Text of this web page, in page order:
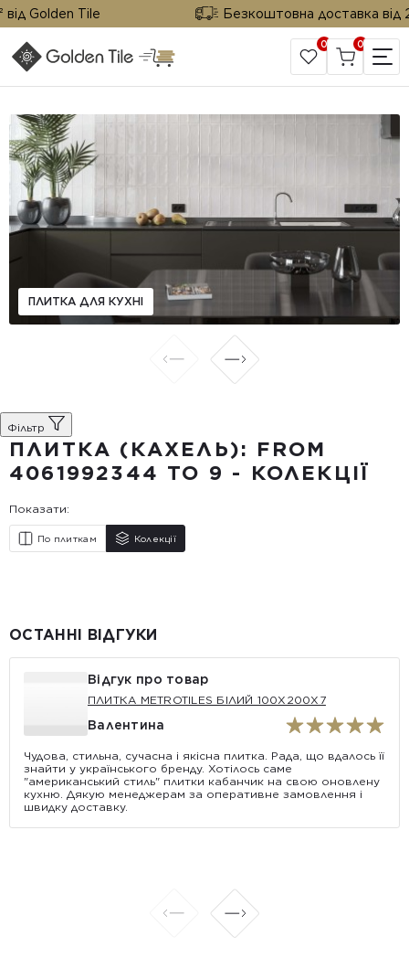
Golden Tile Безкоштовна доставка від
САЙТ КОМПАНІЇ
0 0
ПЛИТКА ДЛЯ КУХНІ
Фiльтр
ПЛИТКА (КАХЕЛЬ): FROM
4061992344 TO 9 - КОЛЕКЦІЇ
Показати:
По плиткам Колекції
ОСТАННІ ВІДГУКИ
Відгук про товар
ПЛИТКА METROTILES БІЛИЙ 100X200X7
Валентина
Чудова, стильна, сучасна і якісна плитка. Рада, що вдалось її
знайти у українського бренду. Хотілось саме
"американський стиль" плитки кабанчик на свою оновлену
кухню. Дякую менеджерам за оперативне замовлення і
швидку доставку.